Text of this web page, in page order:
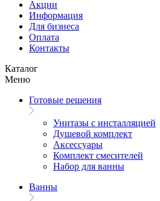
Акции
Информация
Для бизнеса
Оплата
Контакты
Каталог
Меню
Готовые решения
Унитазы с инсталляцией
Душевой комплект
Аксессуары
Комплект смесителей
Набор для ванны
Ванны